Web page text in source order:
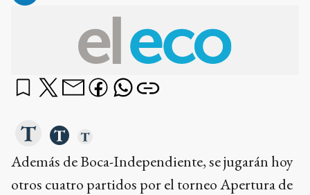
Además de Boca-Independiente, se jugarán hoy
otros cuatro partidos por el torneo Apertura de